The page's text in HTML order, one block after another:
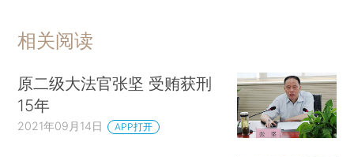
相关阅读
原二级大法官张坚 受贿获刑
15年
2021年09月14日 APP打开